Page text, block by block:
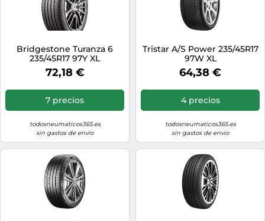
Bridgestone Turanza 6
235/45R17 97Y XL
72,18 €
7 precios
todosneumaticos365.es
sin gastos de envío
Tristar A/S Power 235/45R17
97W XL
64,38 €
4 precios
todosneumaticos365.es
sin gastos de envío